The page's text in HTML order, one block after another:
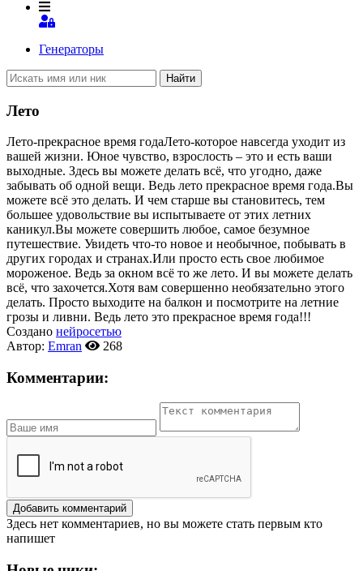
Генераторы
Найти
Лето
Лето-прекрасное время годаЛето-которое навсегда уходит из
вашей жизни. Юное чувство, взрослость – это и есть ваши
выходные. Здесь вы можете делать всё, что угодно, даже
забывать об одной вещи. Ведь лето прекрасное время года.Вы
можете всё это делать. И чем старше вы становитесь, тем
большее удовольствие вы испытываете от этих летних
каникул.Вы можете совершить любое, самое безумное
путешествие. Увидеть что-то новое и необычное, побывать в
других городах и странах.Или просто есть свое любимое
мороженое. Ведь за окном всё то же лето. И вы можете делать
всё, что захочется.Хотя вам совершенно необязательно этого
делать. Просто выходите на балкон и посмотрите на летние
грозы и ливни. Ведь лето это прекрасное время года!!!
Создано нейросетью
Автор: Emran 268
Комментарии:
Добавить комментарий
Здесь нет комментариев, но вы можете стать первым кто
напишет